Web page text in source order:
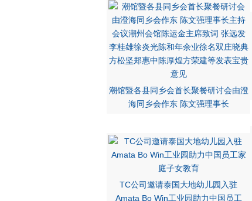
潮馆暨各县同乡会首长聚餐研讨会由澄
海同乡会作东 陈文强理事长
TC公司邀请泰国大地幼儿园入驻
Amata Bo Win工业园助力中国员工